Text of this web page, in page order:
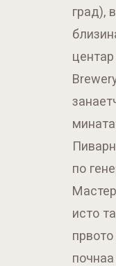
град),
по
исто